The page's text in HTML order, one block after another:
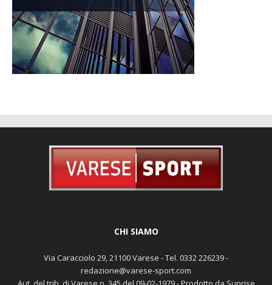
CHI SIAMO
Via Caracciolo 29, 21100 Varese - Tel. 0332 226239 -
redazione@varese-sport.com